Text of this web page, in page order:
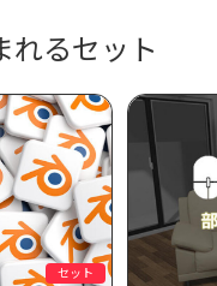
れるセット
セット